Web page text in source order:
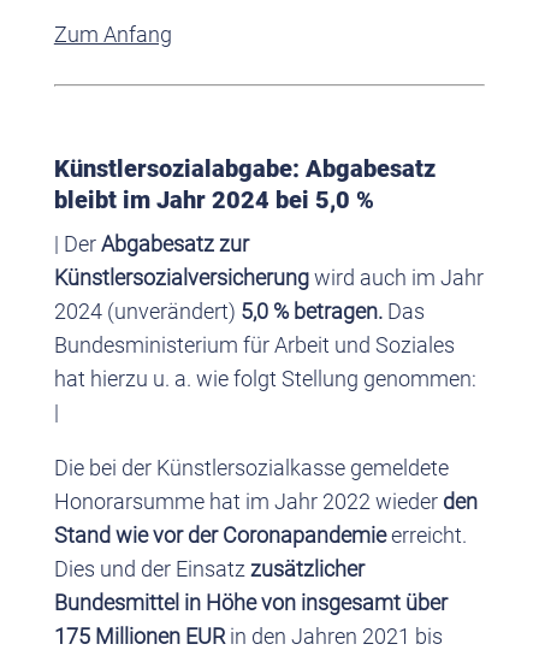
Zum Anfang
Künstlersozialabgabe: Abgabesatz
bleibt im Jahr 2024 bei 5,0 %
| DerAbgabesatz zur
Künstlersozialversicherungwird auch im Jahr
2024 (unverändert) 5,0 % betragen. Das
Bundesministerium für Arbeit und Soziales
hat hierzu u. a. wie folgt Stellung genommen:
|
Die bei der Künstlersozialkasse gemeldete
Honorarsumme hat im Jahr 2022 wieder den
Stand wie vor der Coronapandemieerreicht.
Dies und der Einsatz zusätzlicher
Bundesmittel in Höhe von insgesamt über
175 Millionen EURin den Jahren 2021 bis